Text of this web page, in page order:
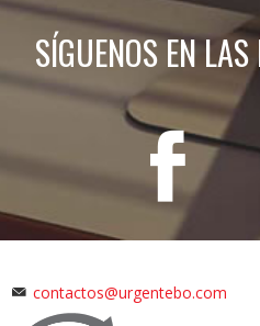
SÍGUENOS EN
contactos@urgentebo.com